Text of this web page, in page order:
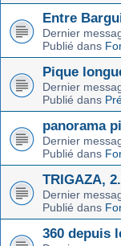
Entre
Dernier
Publié dans
Pique
Dernier
Publié dans
panorama
Dernier
Publié dans
TRIGAZA,
Dernier
Publié dans
360 depuis